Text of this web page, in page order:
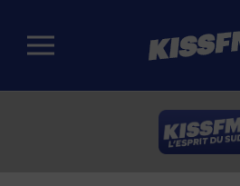
Passer au contenu